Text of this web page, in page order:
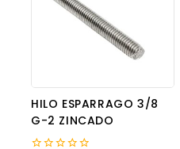
HILO ESPARRAGO 3/8
G-2 ZINCADO